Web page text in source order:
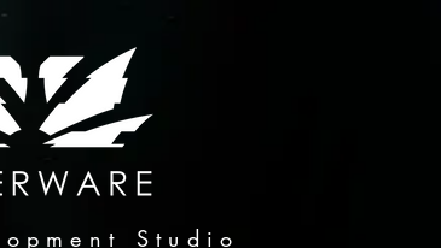
Studio